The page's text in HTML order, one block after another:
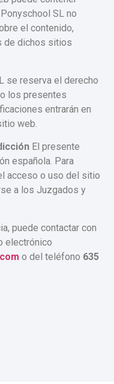
SL no
el contenido,
de dichos sitios
se reserva el derecho
los presentes
entrarán en
web.
El presente
española. Para
acceso o uso del sitio
a los Juzgados y
puede contactar con
electrónico
o del teléfono 635